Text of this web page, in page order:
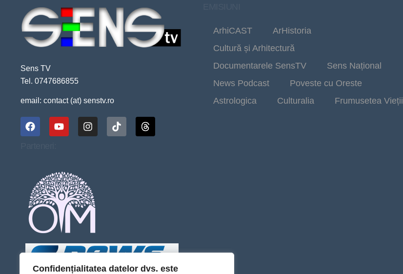
Confidențialitatea datelor dvs. este
Sens TV
Tel. 0747686855
email: contact (at) senstv.ro
ArhiCAST
ArHistoria
Cultură și Arhitectură
Documentarele SensTV
Sens Național
News Podcast
Poveste cu Oreste
Astrologica
Culturalia Frumusetea Vieții